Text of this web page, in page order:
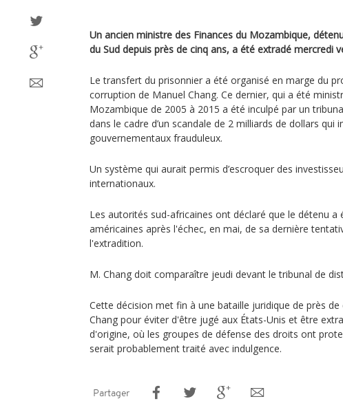
Un ancien ministre des Finances du Mozambique,
du Sud depuis près de cinq ans, a été extradé mercredi
Le transfert du prisonnier a été organisé en marge du
corruption de Manuel Chang. Ce dernier, qui a été
Mozambique de 2005 à 2015 a été inculpé par un
dans le cadre d’un scandale de 2 milliards de dollars qui
gouvernementaux frauduleux.
Un système qui aurait permis d’escroquer des
internationaux.
Les autorités sud-africaines ont déclaré que le détenu a
américaines après l'échec, en mai, de sa dernière
l'extradition.
M. Chang doit comparaître jeudi devant le tribunal de
Cette décision met fin à une bataille juridique de près de
Chang pour éviter d'être jugé aux États-Unis et être
d'origine, où les groupes de défense des droits ont
serait probablement traité avec indulgence.
Partager